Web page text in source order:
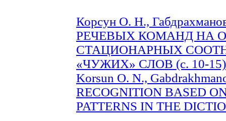
Корсун О. Н.,
РЕЧЕВЫХ КОМАНД НА
СТАЦИОНАРНЫХ
«ЧУЖИХ» СЛОВ (c. 10-15)
Korsun O. N.,
RECOGNITION BASED
PATTERNS IN THE